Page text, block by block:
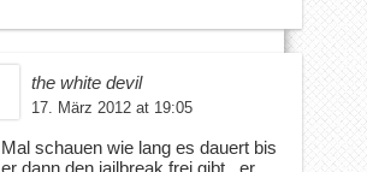
the white devil
17. März 2012 at 19:05
Mal schauen wie lang es dauert bis
er dann den jailbreak frei gibt , er